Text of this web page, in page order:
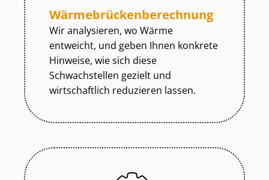
Wär­me­brü­cken­be­rech­nung
Wir analysieren, wo Wärme
entweicht, und geben Ihnen konkrete
Hinweise, wie sich diese
Schwachstellen gezielt und
wirtschaftlich reduzieren lassen.